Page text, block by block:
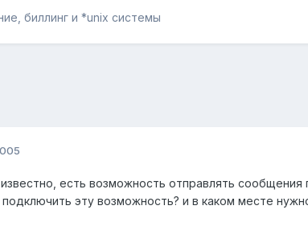
биллинг и *unix системы
есть возможность отправлять
эту возможность? и в каком месте